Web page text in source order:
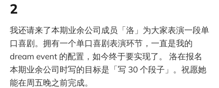
2
我还请来了本期业余公司成员「洛」为大家表演一段单
口喜剧。拥有一个单口喜剧表演环节，一直是我的
dream event 的配置，如今终于要实现了。 洛在报名
本期业余公司时写的目标是「写 30 个段子」。祝愿她
能在周五晚之前完成。